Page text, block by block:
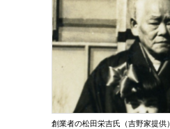
創業者の松田栄吉氏（吉野家提供）